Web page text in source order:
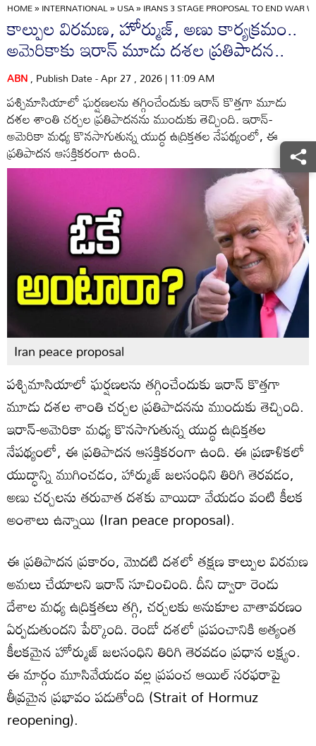
HOME»INTERNATIONAL»USA»IRANS 3 STAGE PROPOSAL TO END WAR
కాల్పుల విరమణ, హోర్ముజ్, అణు కార్యక్రమం..
అమెరికాకు ఇరాన్ మూడు దశల ప్రతిపాదన..
ABN, Publish Date - Apr 27 , 2026 | 11:09 AM
పశ్చిమాసియాలో ఘర్షణలను తగ్గించేందుకు ఇరాన్ కొత్తగా మూడు
దశల శాంతి చర్చల ప్రతిపాదనను ముందుకు తెచ్చింది. ఇరాన్-
అమెరికా మధ్య కొనసాగుతున్న యుద్ధ ఉద్రిక్తతల నేపథ్యంలో, ఈ
ప్రతిపాదన ఆసక్తికరంగా ఉంది.
Iran peace proposal
పశ్చిమాసియాలో ఘర్షణలను తగ్గించేందుకు ఇరాన్ కొత్తగా
మూడు దశల శాంతి చర్చల ప్రతిపాదనను ముందుకు తెచ్చింది.
ఇరాన్-అమెరికా మధ్య కొనసాగుతున్న యుద్ధ ఉద్రిక్తతల
నేపథ్యంలో, ఈ ప్రతిపాదన ఆసక్తికరంగా ఉంది. ఈ ప్రణాళికలో
యుద్ధాన్ని ముగించడం, హార్ముజ్ జలసంధిని తిరిగి తెరవడం,
అణు చర్చలను తరువాత దశకు వాయిదా వేయడం వంటి కీలక
అంశాలు ఉన్నాయి (Iran peace proposal).
ఈ ప్రతిపాదన ప్రకారం, మొదటి దశలో తక్షణ కాల్పుల విరమణ
అమలు చేయాలని ఇరాన్ సూచించింది. దీని ద్వారా రెండు
దేశాల మధ్య ఉద్రిక్తతలు తగ్గి, చర్చలకు అనుకూల వాతావరణం
ఏర్పడుతుందని పేర్కొంది. రెండో దశలో ప్రపంచానికి అత్యంత
కీలకమైన హోర్ముజ్ జలసంధిని తిరిగి తెరవడం ప్రధాన లక్ష్యం.
ఈ మార్గం మూసివేయడం వల్ల ప్రపంచ ఆయిల్ సరఫరాపై
తీవ్రమైన ప్రభావం పడుతోంది (Strait of Hormuz
reopening).